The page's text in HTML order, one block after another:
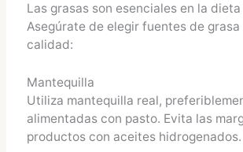
Las grasas son esenciales en la
Asegúrate de elegir fuentes de grasa
calidad:
Mantequilla
Utiliza mantequilla real,
alimentadas con pasto. Evita las
productos con aceites hidrogenados.